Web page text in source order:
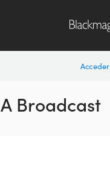
Acceder
Broadcast